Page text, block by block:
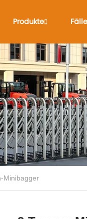
Produkte Fälle
Minibagger